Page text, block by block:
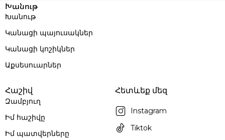
Խանութ
Խանութ
Կանացի պայուսակներ
Կանացի կոշիկներ
Աքսեսուարներ
Հաշիվ
Զամբյուղ
Իմ հաշիվը
Իմ պատվերները
Հետևեք մեզ
Instagram
Tiktok